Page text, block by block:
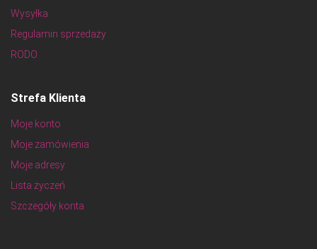
Wysyłka
Regulamin sprzedaży
RODO
Strefa Klienta
Moje konto
Moje zamówienia
Moje adresy
Lista życzeń
Szczegóły konta